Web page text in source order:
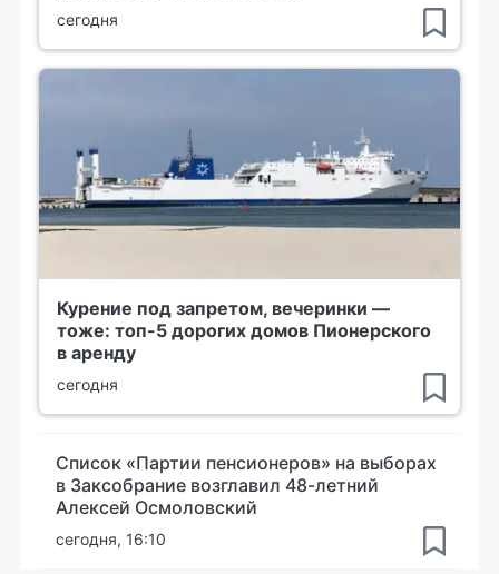
сегодня
Курение под запретом, вечеринки —
тоже: топ-5 дорогих домов Пионерского
в аренду
сегодня
Список «Партии пенсионеров» на выборах
в Заксобрание возглавил 48-летний
Алексей Осмоловский
сегодня, 16:10